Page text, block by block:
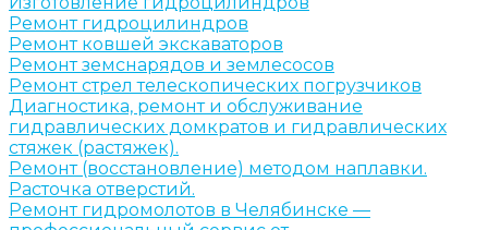
Ремонт гидроцилиндров
Ремонт ковшей экскаваторов
Ремонт земснарядов и землесосов
Ремонт стрел телескопических погрузчиков
Диагностика, ремонт и обслуживание
гидравлических домкратов и гидравлических
стяжек (растяжек).
Ремонт (восстановление) методом наплавки.
Расточка отверстий.
Ремонт гидромолотов в Челябинске —